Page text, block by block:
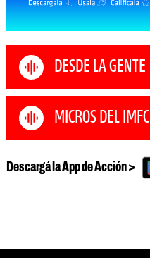
DESDE LA GENTE
MICROS DEL IMFC
Descargá la App de Acción >